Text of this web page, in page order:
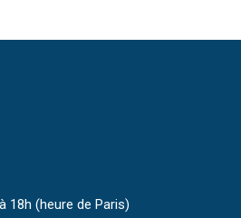
18h (heure de Paris)